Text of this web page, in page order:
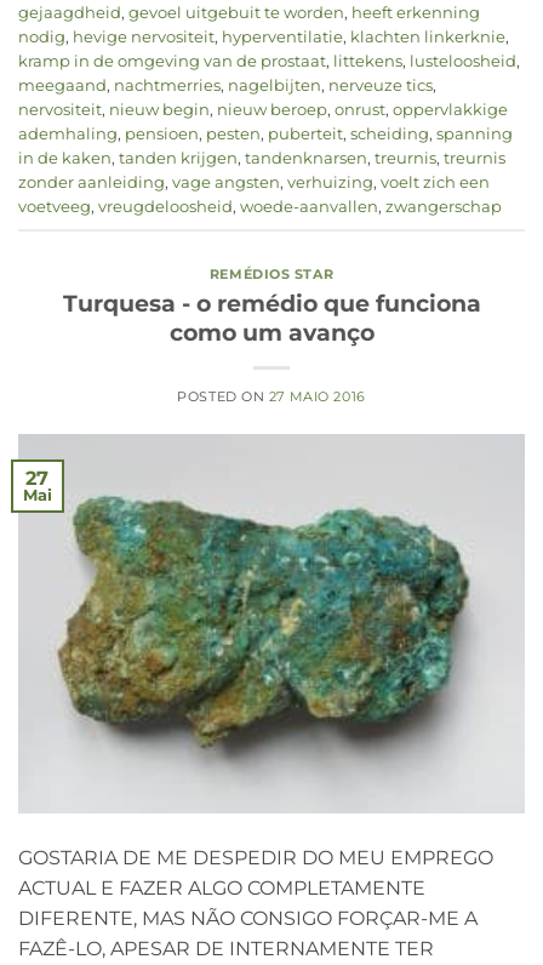
gejaagdheid, gevoel uitgebuit te worden, heeft erkenning
nodig, hevige nervositeit, hyperventilatie, klachten linkerknie,
kramp in de omgeving van de prostaat, littekens, lusteloosheid,
meegaand, nachtmerries, nagelbijten, nerveuze tics,
nervositeit, nieuw begin, nieuw beroep, onrust, oppervlakkige
ademhaling, pensioen, pesten, puberteit, scheiding, spanning
in de kaken, tanden krijgen, tandenknarsen, treurnis, treurnis
zonder aanleiding, vage angsten, verhuizing, voelt zich een
voetveeg, vreugdeloosheid, woede-aanvallen, zwangerschap
REMÉDIOS STAR
Turquesa - o remédio que funciona
como um avanço
POSTED ON 27 MAIO 2016
27
Mai
GOSTARIA DE ME DESPEDIR DO MEU EMPREGO
ACTUAL E FAZER ALGO COMPLETAMENTE
DIFERENTE, MAS NÃO CONSIGO FORÇAR-ME A
FAZÊ-LO, APESAR DE INTERNAMENTE TER